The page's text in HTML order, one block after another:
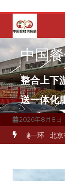
容
中国
整合上下
送一体化
2026年8月8日
一环 北京餐饮企